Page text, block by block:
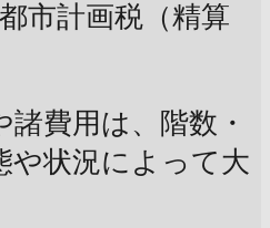
市計画税（精算
費用は、階数・
や状況によって大